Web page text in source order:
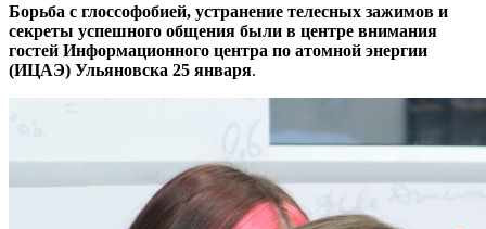
Борьба с глоссофобией, устранение телесных зажимов и
секреты успешного общения были в центре внимания
гостей Информационного центра по атомной энергии
(ИЦАЭ) Ульяновска 25 января.